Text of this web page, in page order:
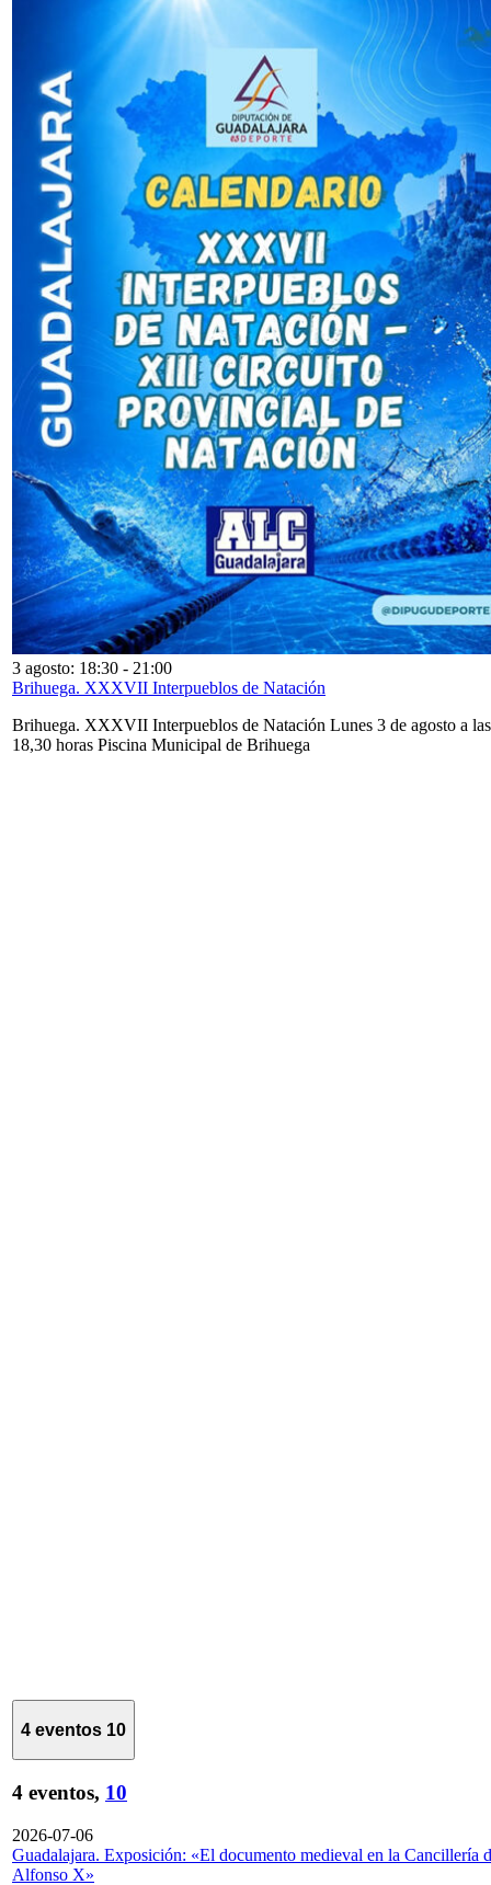
3 agosto: 18:30 - 21:00
Brihuega. XXXVII Interpueblos de Natación
Brihuega. XXXVII Interpueblos de Natación Lunes 3 de agosto a las
18,30 horas Piscina Municipal de Brihuega
4 eventos 10
4 eventos, 10
2026-07-06
Guadalajara. Exposición: «El documento medieval en la Cancillería
Alfonso X»